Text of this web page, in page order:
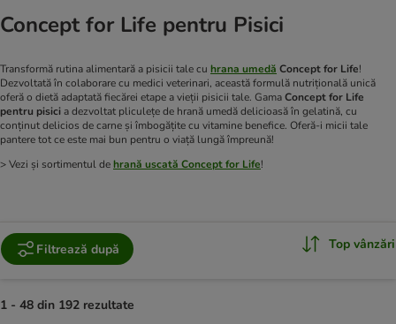
Concept for Life pentru Pisici
Transformă rutina alimentară a pisicii tale cu hrana umedă Concept for Life!
Dezvoltată în colaborare cu medici veterinari, această formulă nutrițională unică
oferă o dietă adaptată fiecărei etape a vieții pisicii tale. GamaConcept for Life
pentru pisicia dezvoltat pliculețe de hrană umedă delicioasă în gelatină, cu
conținut delicios de carne și îmbogățite cu vitamine benefice. Oferă-i micii tale
pantere tot ce este mai bun pentru o viață lungă împreună!
> Vezi și sortimentul dehrană uscată Concept for Life!
Filtrează după Top vânzări
1 - 48 din 192 rezultate